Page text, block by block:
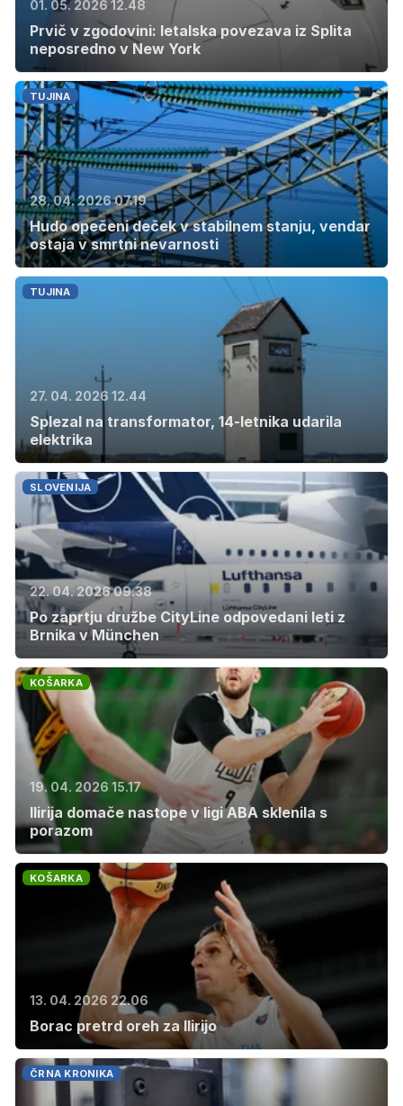
01. 05. 2026 12.48
Prvič v zgodovini: letalska povezava iz Splita
neposredno v New York
TUJINA
28. 04. 2026 07.19
Hudo opečeni deček v stabilnem stanju, vendar
ostaja v smrtni nevarnosti
TUJINA
27. 04. 2026 12.44
Splezal na transformator, 14-letnika udarila
elektrika
SLOVENIJA
22. 04. 2026 09.38
Po zaprtju družbe CityLine odpovedani leti z
Brnika v München
KOŠARKA
19. 04. 2026 15.17
Ilirija domače nastope v ligi ABA sklenila s
porazom
KOŠARKA
13. 04. 2026 22.06
Borac pretrd oreh za Ilirijo
ČRNA KRONIKA